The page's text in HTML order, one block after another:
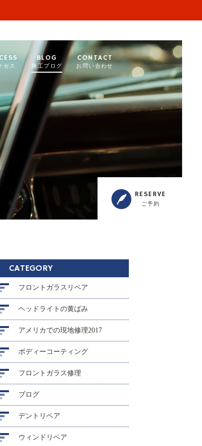
セス
BLOG
施工ブログ
CONTACT
お問い合わせ
RESERVE
ご予約
CATEGORY
フロントガラスリペア
ヘッドライトの黄ばみ
アメリカでの現地修理2017
ボディーコーティング
フロントガラス修理
ブログ
デントリペア
ウィンドリペア